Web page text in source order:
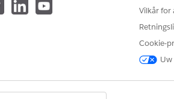
Botten opretter en sag for
Giv os besked, så vi kan forbedre
Vilkår for
Cookie-
Uw